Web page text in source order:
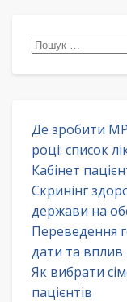
Пошук:
Де зробити
році: список
Кабінет
Скринінг
держави на
Переведення
дати та вплив
Як вибрати
пацієнтів